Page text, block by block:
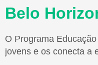
Belo
O Programa
jovens e os conecta a